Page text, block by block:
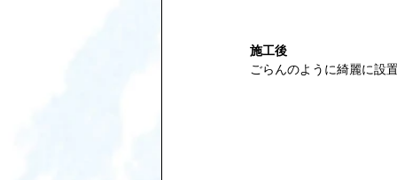
施工後
ごらんのように綺麗に設